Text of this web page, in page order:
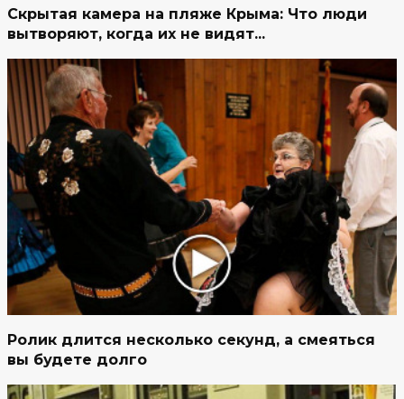
Скрытая камера на пляже Крыма: Что люди
вытворяют, когда их не видят...
Ролик длится несколько секунд, а смеяться
вы будете долго